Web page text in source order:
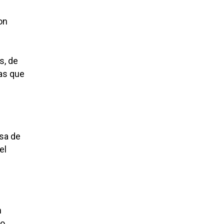
de
que
de